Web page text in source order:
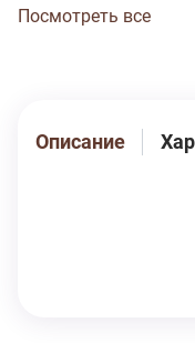
Ластовица двойная,
эластичные швы,
Посмотреть все
Описание